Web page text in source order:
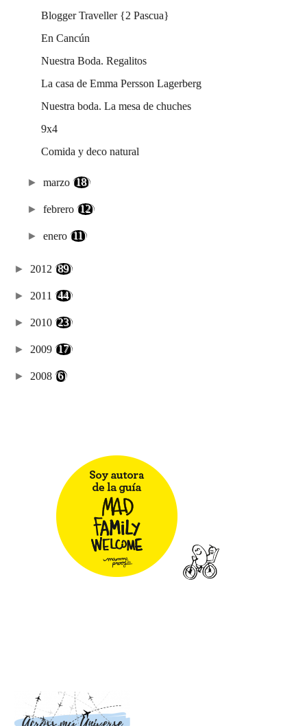
Blogger Traveller {2 Pascua}
En Cancún
Nuestra Boda. Regalitos
La casa de Emma Persson Lagerberg
Nuestra boda. La mesa de chuches
9x4
Comida y deco natural
►marzo (18)
►febrero (12)
►enero(11)
► 2012 (89)
► 2011 (44)
► 2010 (23)
► 2009 (17)
► 2008 (6)